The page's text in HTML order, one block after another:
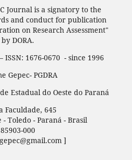
Journal is a signatory to the
and conduct for publication
on Research Assessment"
by DORA.
ISSN: 1676-0670 - since 1996
Gepec- PGDRA
Estadual do Oeste do Paraná
Faculdade, 645
- Toledo - Paraná - Brasil
85903-000
]